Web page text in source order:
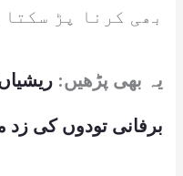
بھی کرنا پڑ سکتا
یہ بھی پڑھیں:
برفانی تودوں کی